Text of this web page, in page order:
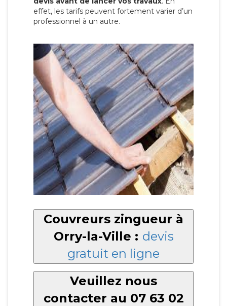
effet, les tarifs peuvent fortement varier d’un
professionnel à un autre.
Couvreurs zingueur à
Orry-la-Ville : devis
gratuit en ligne
Veuillez nous
contacter au 07 63 02